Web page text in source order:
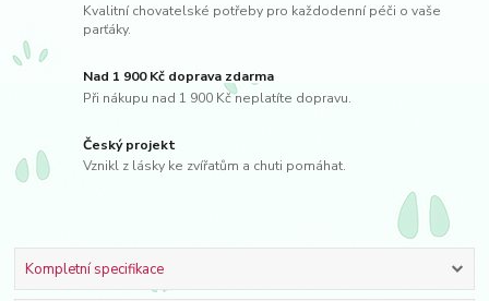
Kvalitní chovatelské potřeby pro každodenní péči o vaše
parťáky.
Nad 1 900 Kč doprava zdarma
Při nákupu nad 1 900 Kč neplatíte dopravu.
Český projekt
Vznikl z lásky ke zvířatům a chuti pomáhat.
Kompletní specifikace